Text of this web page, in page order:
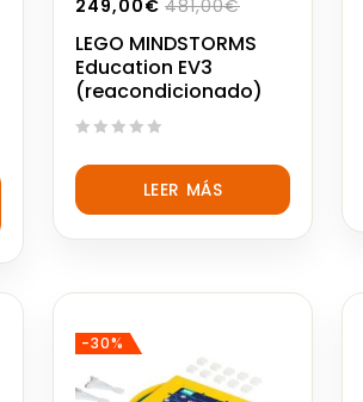
481,00€
249,00€
LEGO MINDSTORMS
Education EV3
(reacondicionado)
out
5
LEER MÁS
-30%